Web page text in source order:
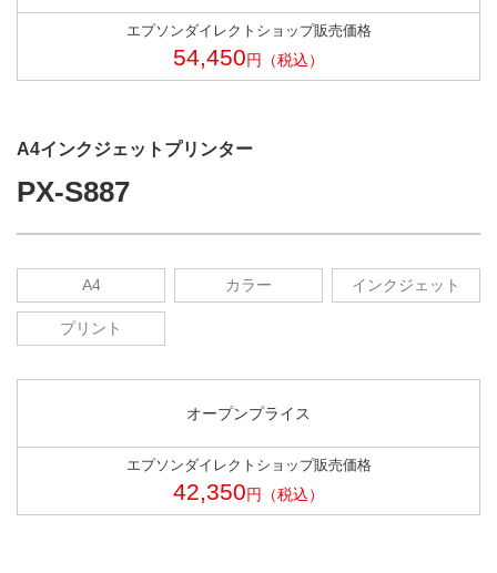
エプソンダイレクトショップ販売価格
54,450円（税込）
A4インクジェットプリンター
PX-S887
A4 カラー インクジェット
プリント
オープンプライス
エプソンダイレクトショップ販売価格
42,350円（税込）